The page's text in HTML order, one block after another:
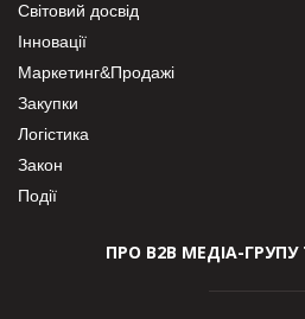
Світовий досвід
Інновації
Маркетинг&Продажі
Закупки
Логістика
Закон
Події
ПРО В2В МЕДІА-ГРУПУ